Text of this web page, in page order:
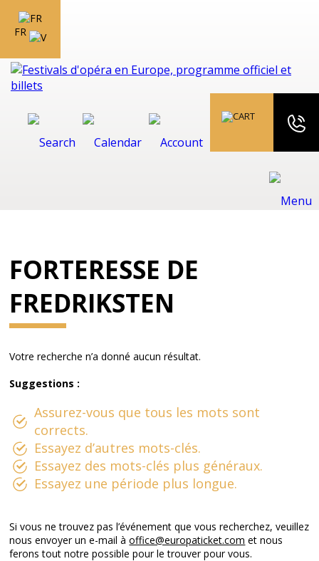
FR
FORTERESSE DE
FREDRIKSTEN
Votre recherche n’a donné aucun résultat.
Suggestions :
Assurez-vous que tous les mots sont
corrects.
Essayez d’autres mots-clés.
Essayez des mots-clés plus généraux.
Essayez une période plus longue.
Si vous ne trouvez pas l’événement que vous recherchez, veuillez
nous envoyer un e-mail àoffice@europaticket.com et nous
ferons tout notre possible pour le trouver pour vous.